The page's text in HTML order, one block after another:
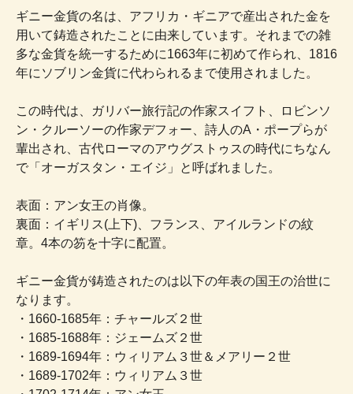
ギニー金貨の名は、アフリカ・ギニアで産出された金を
用いて鋳造されたことに由来しています。それまでの雑
多な金貨を統一するために1663年に初めて作られ、1816
年にソブリン金貨に代わられるまで使用されました。
この時代は、ガリバー旅行記の作家スイフト、ロビンソ
ン・クルーソーの作家デフォー、詩人のA・ポープらが
輩出され、古代ローマのアウグストゥスの時代にちなん
で「オーガスタン・エイジ」と呼ばれました。
表面：アン女王の肖像。
裏面：イギリス(上下)、フランス、アイルランドの紋
章。4本の笏を十字に配置。
ギニー金貨が鋳造されたのは以下の年表の国王の治世に
なります。
・1660-1685年：チャールズ２世
・1685-1688年：ジェームズ２世
・1689-1694年：ウィリアム３世＆メアリー２世
・1689-1702年：ウィリアム３世